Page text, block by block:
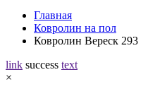
Главная
Ковролин на пол
Ковролин Вереск 293
link success text
×